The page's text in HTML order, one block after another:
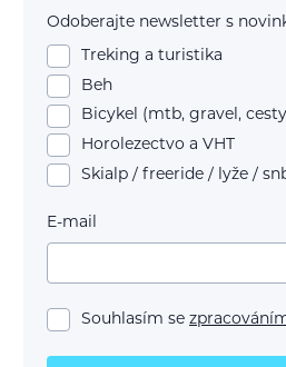
Odoberajte newsletter s
Treking a turistika
Beh
Bicykel (mtb, gravel,
Horolezectvo a VHT
Skialp / freeride / lyže /
E-mail
Souhlasím se